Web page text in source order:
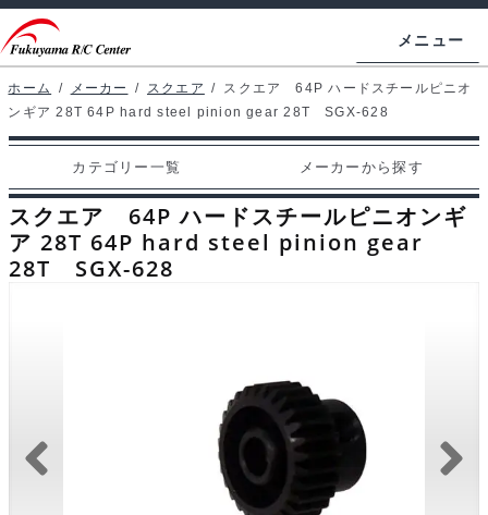
ビ
ゲ
ー
シ
ン
へ
ス
ン
テ
ン
ツ
ス
キ
ッ
メニュー
ホームページ
マイアカウント
カート
支払い
ブログ
ホーム / メーカー / スクエア /
スクエア 64P ハードスチールピニオ
ンギア 28T 64P hard steel pinion gear 28T SGX-628
カテゴリー一覧 メーカーから探す
スクエア 64P ハードスチールピニオンギ
ア 28T 64P hard steel pinion gear
28T SGX-628